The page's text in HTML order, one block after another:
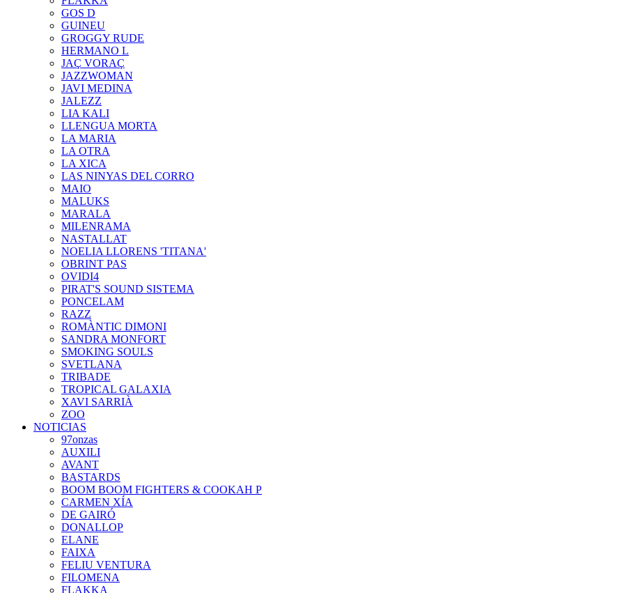
GOS D
GUINEU
GROGGY RUDE
HERMANO L
JAÇ VORAÇ
JAZZWOMAN
JAVI MEDINA
JALEZZ
LIA KALI
LLENGUA MORTA
LA MARIA
LA OTRA
LA XICA
LAS NINYAS DEL CORRO
MAIO
MALUKS
MARALA
MILENRAMA
NASTALLAT
NOELIA LLORENS 'TITANA'
OBRINT PAS
OVIDI4
PIRAT'S SOUND SISTEMA
PONCELAM
RAZZ
ROMÀNTIC DIMONI
SANDRA MONFORT
SMOKING SOULS
SVETLANA
TRIBADE
TROPICAL GALAXIA
XAVI SARRIÀ
ZOO
NOTICIAS
97onzas
AUXILI
AVANT
BASTARDS
BOOM BOOM FIGHTERS & COOKAH P
CARMEN XÍA
DE GAIRÓ
DONALLOP
ELANE
FAIXA
FELIU VENTURA
FILOMENA
FLAKKA